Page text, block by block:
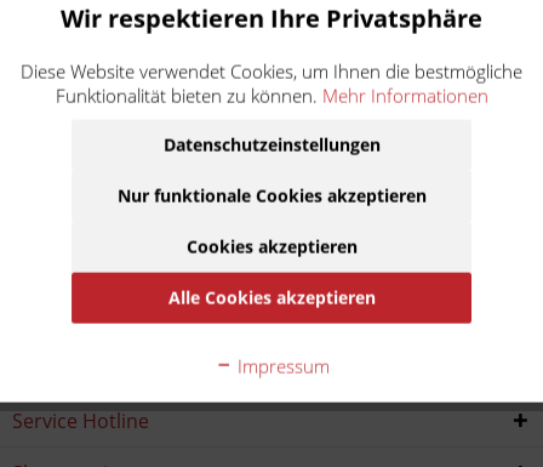
Stabile und hochfeste Ersatz-Schalthebel für diverse Modelle.
Service Hotline
Wir respektieren Ihre Privatsphäre
Diese Website verwendet Cookies, um Ihnen die bestmögliche
Funktionalität bieten zu können. Mehr Informationen
Datenschutzeinstellungen
Nur funktionale Cookies akzeptieren
Cookies akzeptieren
Alle Cookies akzeptieren
Impressum